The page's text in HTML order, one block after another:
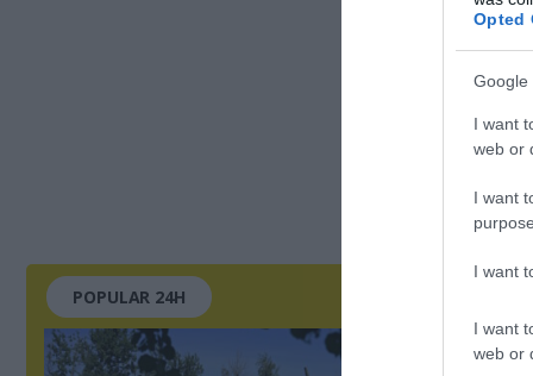
Opted
Google
I want
web or
I want
I want
I want
web or
POPULAR 24H